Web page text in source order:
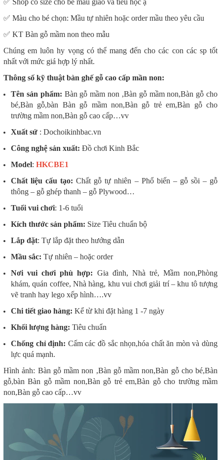
✅ Màu cho bé chọn: Mầu tự nhiên hoặc order mầu theo yêu cầu
✅ KT Bàn gỗ mầm non theo mẫu
Chúng em luôn hy vọng có thể mang đến cho các con các sp tốt
nhất với mức giá hợp lý nhất.
Thông số kỹ thuật bàn ghế gỗ cao cấp mần non:
Tên sản phẩm: Bàn gỗ mầm non ,Bàn gỗ mầm non,Bàn gỗ cho
bé,Bàn gỗ,bàn Bàn gỗ mầm non,Bàn gỗ trẻ em,Bàn gỗ cho
trường mầm non,Bàn gỗ cao cấp…vv
Xuất sứ : Dochoikinhbac.vn
Công nghệ sản xuất: Đồ chơi Kinh Bắc
Model: HKCBE1
Chất liệu cấu tạo: Chất gỗ tự nhiên – Phổ biến – gỗ sồi – gỗ
thông – gỗ ghép thanh – gỗ Plywood…
Tuổi vui chơi: 1-6 tuổi
Kích thước sản phẩm: Size Tiêu chuẩn bộ
Lắp đặt: Tự lắp đặt theo hướng dẫn
Mầu sắc: Tự nhiên – hoặc order
Nơi vui chơi phù hợp: Gia đình, Nhà trẻ, Mầm non,Phòng
khám, quán coffee, Nhà hàng, khu vui chơi giải trí – khu tô tượng
vẽ tranh hay lego xếp hình….vv
Chi tiết giao hàng: Kể từ khi đặt hàng 1 -7 ngày
Khối lượng hàng: Tiêu chuẩn
Chống chỉ định: Cấm các đồ sắc nhọn,hóa chất ăn mòn và dùng
lực quá mạnh.
Hình ảnh: Bàn gỗ mầm non ,Bàn gỗ mầm non,Bàn gỗ cho bé,Bàn
gỗ,bàn Bàn gỗ mầm non,Bàn gỗ trẻ em,Bàn gỗ cho trường mầm
non,Bàn gỗ cao cấp…vv